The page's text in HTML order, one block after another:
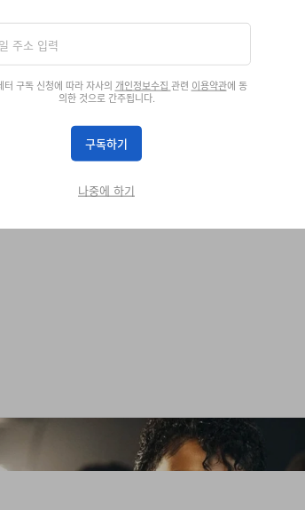
터 구독 신청에 따라 자사의 개인정보수집 관련 이용약관에 동
의한 것으로 간주됩니다.
구독하기
나중에 하기